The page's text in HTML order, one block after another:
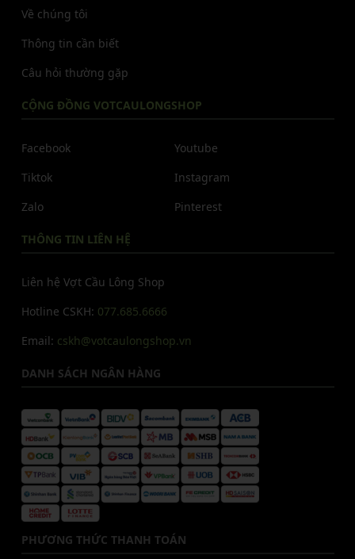
Về chúng tôi
Thông tin cần biết
Câu hỏi thường gặp
CỘNG ĐỒNG VOTCAULONGSHOP
Facebook
Tiktok
Zalo
Youtube
Instagram
Pinterest
THÔNG TIN LIÊN HỆ
Liên hệ Vợt Cầu Lông Shop
Hotline CSKH: 077.685.6666
Email: cskh@votcaulongshop.vn
DANH SÁCH NGÂN HÀNG
PHƯƠNG THỨC THANH TOÁN